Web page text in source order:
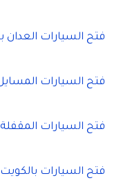
فتح السيارات العدان
فتح السيارات
فتح السيارات
فتح السيارات بالكويت